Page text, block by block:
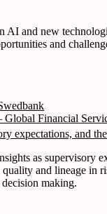
and new
and
Financial
expectations, and
as
and lineage
making.